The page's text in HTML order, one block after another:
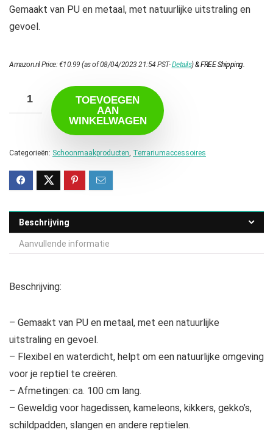
Gemaakt van PU en metaal, met natuurlijke uitstraling en
gevoel.
Amazon.nl Price:€10.99 (as of 08/04/2023 21:54 PST-Details)&FREE Shipping.
TOEVOEGEN
AAN
WINKELWAGEN
Categorieën: Schoonmaakproducten Terrariumaccessoires
Beschrijving
Aanvullende informatie
Beschrijving:
– Gemaakt van PU en metaal, met een natuurlijke
uitstraling en gevoel.
– Flexibel en waterdicht, helpt om een natuurlijke omgeving
voor je reptiel te creëren.
– Afmetingen: ca. 100 cm lang.
– Geweldig voor hagedissen, kameleons, kikkers, gekko’s,
schildpadden, slangen en andere reptielen.